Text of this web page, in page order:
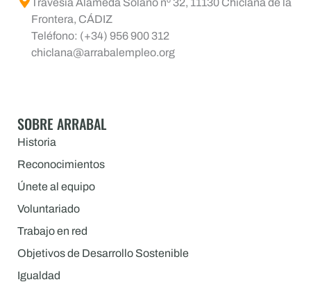
Frontera, CÁDIZ
Teléfono: (+34) 956 900 312
chiclana@arrabalempleo.org
SOBRE ARRABAL
Historia
Reconocimientos
Únete al equipo
Voluntariado
Trabajo en red
Objetivos de Desarrollo Sostenible
Igualdad